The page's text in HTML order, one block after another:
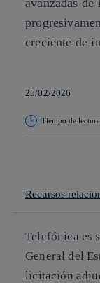
avanzadas de
creciente de
25/02/2026
Tiempo de
Recursos
Telefónica es
General del
licitación